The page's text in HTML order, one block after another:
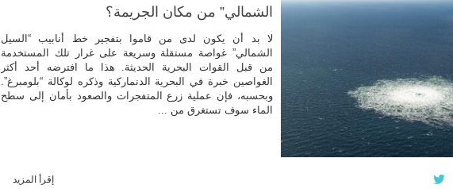
الشمالي” من مكان الجريمة؟
لا بد أن يكون لدى من قاموا بتفجير خط أنابيب “السيل
الشمالي” غواصة مستقلة وسريعة على غرار تلك المستخدمة
من قبل القوات البحرية الحديثة. هذا ما افترضه أحد أكثر
الغواصين خبرة في البحرية الدنماركية وذكره لوكالة “بلومبرغ”.
وبحسبه، فإن عملية زرع المتفجرات والصعود بأمان إلى سطح
الماء سوف تستغرق من ...
إقرأ المزيد